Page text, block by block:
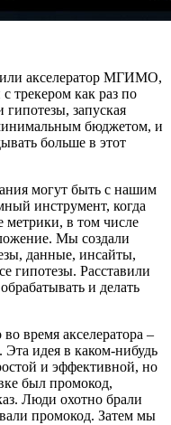
акселератор МГИМО,
трекером как раз по
запуская
бюджетом, и
больше в этот
могут быть с нашим
инструмент, когда
метрики, в том числе
Мы создали
данные, инсайты,
гипотезы. Расставили
и делать
время акселератора –
Эта идея в каком-нибудь
и эффективной, но
был промокод,
Люди охотно брали
промокод. Затем мы